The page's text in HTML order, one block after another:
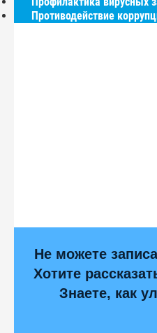
Противодействие
Не можете
Хотите
Знаете, как